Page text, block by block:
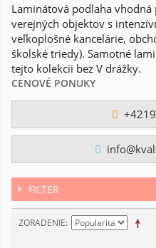
Laminátová podlaha
verejných objektov s
veľkoplošné kancelárie,
školské triedy). Samotné
tejto kolekcii bez V drážky.
CENOVÉ PONUKY
FILTER
ZORADENIE